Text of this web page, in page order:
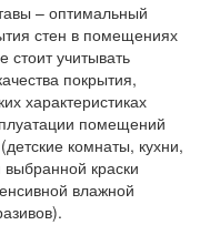
– оптимальный
стен в помещениях
стоит учитывать
покрытия,
характеристиках
помещений
комнаты, кухни,
краски
влажной